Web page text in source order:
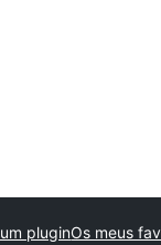
pluginOs meus